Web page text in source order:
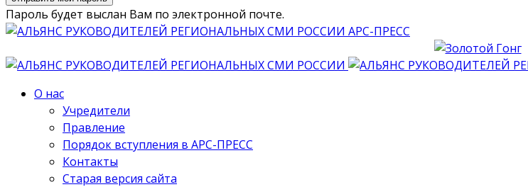
Пароль будет выслан Вам по электронной почте.
АРС-ПРЕСС
О нас
Учредители
Правление
Порядок вступления в АРС-ПРЕСС
Контакты
Старая версия сайта